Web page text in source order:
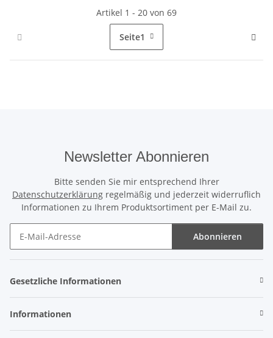
Artikel 1 - 20 von 69
Seite1
Newsletter Abonnieren
Bitte senden Sie mir entsprechend Ihrer
Datenschutzerklärung regelmäßig und jederzeit widerruflich
Informationen zu Ihrem Produktsortiment per E-Mail zu.
Abonnieren
Gesetzliche Informationen
Informationen